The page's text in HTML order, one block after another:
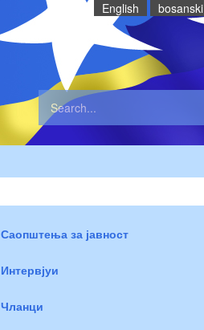
English bosanski
Саопштења за јавност
Интервјуи
Чланци